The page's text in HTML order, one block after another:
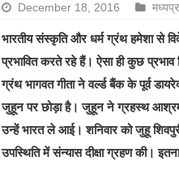
December 18, 2016
भारतीय संस्कृति और धर्म ग्रंथ हमेशा से
प्रभावित करते रहे हैं। ऐसा ही कुछ प्रभाव
ग्रंथ भागवत गीता ने वर्ल्ड बैंक के पूर्व
जुहून पर छोड़ा है। जुहून ने ग्रहस्थ
उन्हें भारत ले आई। शनिवार को जुहू
उपस्थिति में संन्यास दीक्षा ग्रहण की।